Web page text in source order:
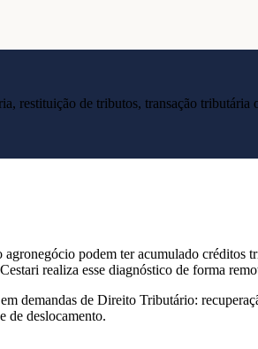
restituição de tributos, transação tributária
podem ter acumulado créditos
realiza esse diagnóstico de forma
demandas de Direito Tributário:
de deslocamento.